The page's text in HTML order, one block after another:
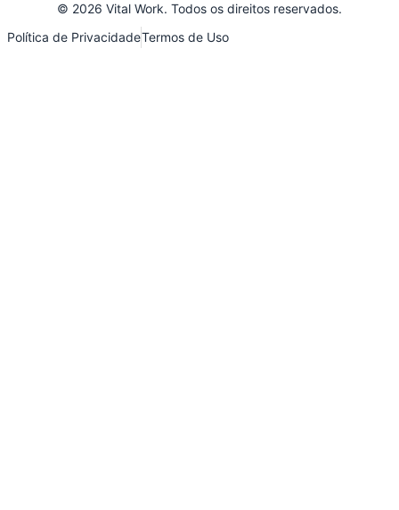
© 2026 Vital Work. Todos os direitos reservados.
Política de PrivacidadeTermos de Uso